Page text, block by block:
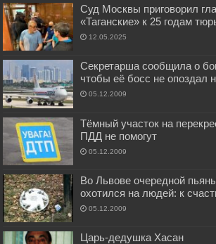
Суд Москвы приговорил
«Таганские» к 25 годам
12.05.2025
Секретарша сообщила о
чтобы её босс не опоздал
05.12.2009
Тёмный участок на
ПДД не помогут
05.12.2009
Во Львове очередной
охотился на людей: к
05.12.2009
Царь-дедушка Хасан